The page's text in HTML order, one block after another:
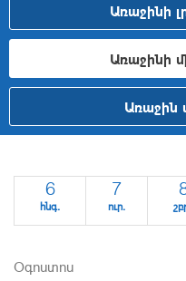
Առաջինի
Առաջինի
Առաջին
6
հնգ.
7
ուր.
Օգոստոս